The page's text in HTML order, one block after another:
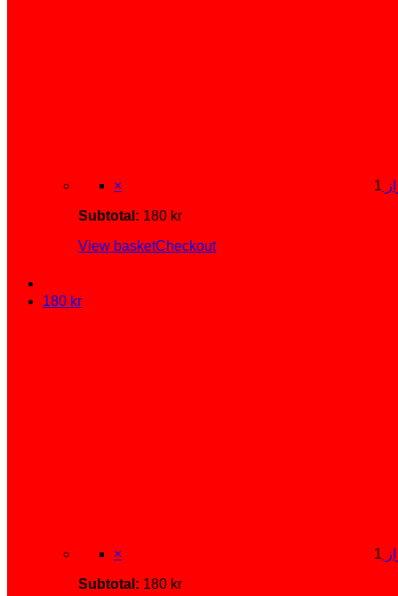
×
Subtotal: 180 kr
View basketCheckout
180 kr
×
Subtotal: 180 kr